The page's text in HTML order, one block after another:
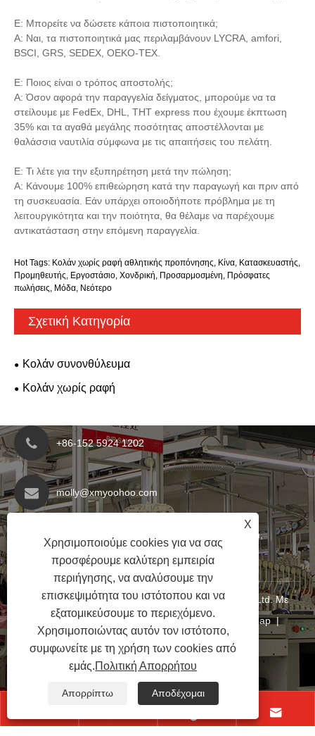
Ε: Μπορείτε να δώσετε κάποια πιστοποιητικά;
Α: Ναι, τα πιστοποιητικά μας περιλαμβάνουν LYCRA, amfori,
BSCI, GRS, SEDEX, OEKO-TEX.
Ε: Ποιος είναι ο τρόπος αποστολής;
Α: Όσον αφορά την παραγγελία δείγματος, μπορούμε να τα
στείλουμε με FedEx, DHL, THT express που έχουμε έκπτωση
35% και τα αγαθά μεγάλης ποσότητας αποστέλλονται με
θαλάσσια ναυτιλία σύμφωνα με τις απαιτήσεις του πελάτη.
Ε: Τι λέτε για την εξυπηρέτηση μετά την πώληση;
Α: Κάνουμε 100% επιθεώρηση κατά την παραγωγή και πριν από
τη συσκευασία. Εάν υπάρχει οποιοδήποτε πρόβλημα με τη
λειτουργικότητα και την ποιότητα, θα θέλαμε να παρέχουμε
αντικατάσταση στην επόμενη παραγγελία.
Hot Tags: Κολάν χωρίς ραφή αθλητικής προπόνησης, Κίνα, Κατασκευαστής,
Προμηθευτής, Εργοστάσιο, Χονδρική, Προσαρμοσμένη, Πρόσφατες
πωλήσεις, Μόδα, Νεότερο
Σχετική Κατηγορία
Κολάν συνονθύλευμα
Κολάν χωρίς ραφή
+86-152 5924 1202
molly@xmyoohoo.com
No.98 Xiangxing Rd, περιοχή Xiang'an, Fujian,
Κίνα. 361101
Copyright © 2024 Xiamen Evaricky Trading Co., Ltd. Με
επιφύλαξη παντός δικαιώματοςLinks Sitemap|
RSS
| Πολιτική Απορρήτου

X
Χρησιμοποιούμε cookies για να σας
προσφέρουμε καλύτερη εμπειρία
περιήγησης, να αναλύσουμε την
επισκεψιμότητα του ιστότοπου και να
εξατομικεύσουμε το περιεχόμενο.
Χρησιμοποιώντας αυτόν τον ιστότοπο,
συμφωνείτε με τη χρήση των cookies από
εμάς.Πολιτική Απορρήτου
Απορρίπτω Αποδέχομαι